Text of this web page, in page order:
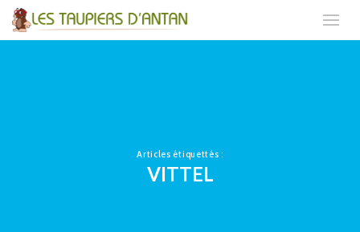
Articles étiquettés :
VITTEL